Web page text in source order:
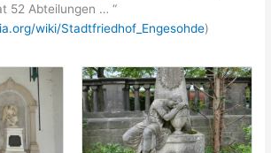
52 Abteilungen … “
wiki/Stadtfriedhof_Engesohde)